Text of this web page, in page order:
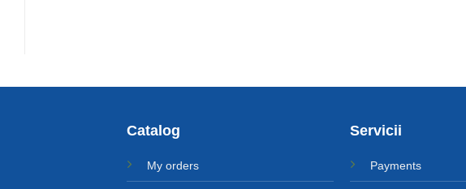
Catalog
My orders
Servicii
Payments